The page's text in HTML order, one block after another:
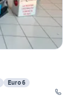
Euro 6